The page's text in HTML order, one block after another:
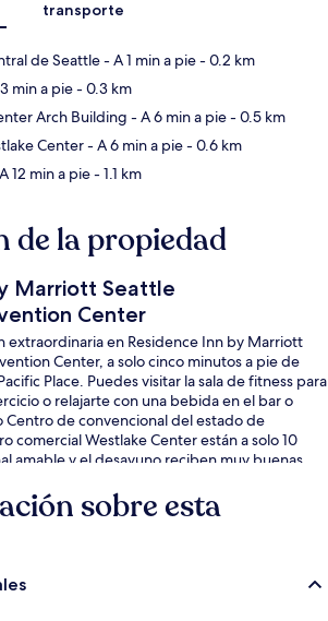
transporte
de Seattle- A 1 min a pie- 0.2 km
min a pie- 0.3 km
Arch Building - A 6 min a pie- 0.5 km
Center- A 6 min a pie- 0.6 km
12 min a pie- 1.1 km
de la propiedad
Marriott Seattle
Center
extraordinaria en Residence Inn by Marriott
Center, a solo cinco minutos a pie de
Place. Puedes visitar la sala de fitness para
o relajarte con una bebida en el bar o
Centro de convencional del estado de
comercial Westlake Center están a solo 10
amable y el desayuno reciben muy buenas
Estación de metro de Westlake Ave Hub está a
de Westlake 7th St está a 6 minutos.
sobre esta